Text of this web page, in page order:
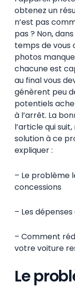
obtenez un
n’est pas
pas ? Non,
temps de vous
photos
chacune est
au final vous
génèrent peu
potentiels
à l’arrêt. La
l’article qui
solution à ce
expliquer :
– Le problème
concessions
– Les
– Comment
votre voiture
Le